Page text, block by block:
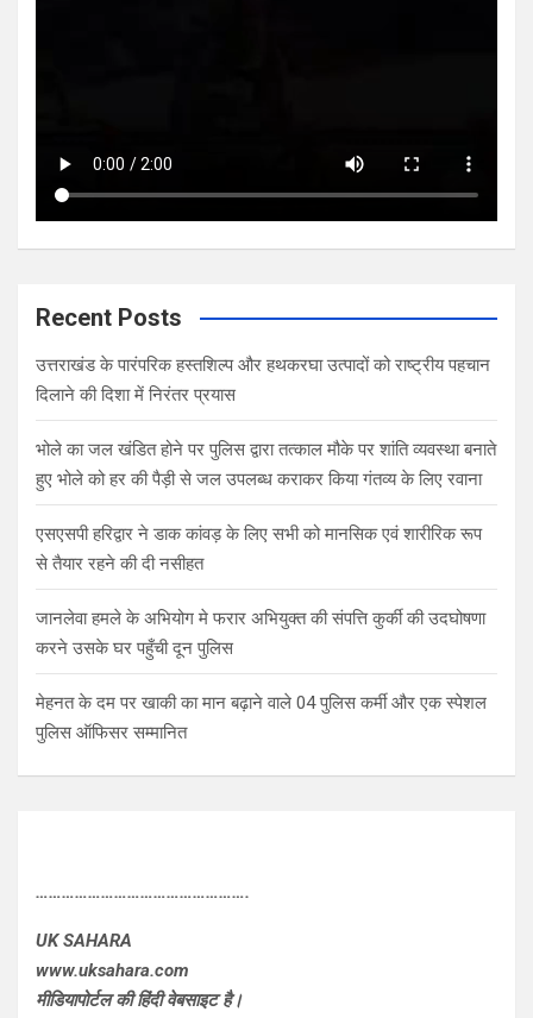
Recent Posts
उत्तराखंड के पारंपरिक हस्तशिल्प और हथकरघा उत्पादों को राष्ट्रीय पहचान
दिलाने की दिशा में निरंतर प्रयास
भोले का जल खंडित होने पर पुलिस द्वारा तत्काल मौके पर शांति व्यवस्था बनाते
हुए भोले को हर की पैड़ी से जल उपलब्ध कराकर किया गंतव्य के लिए रवाना
एसएसपी हरिद्वार ने डाक कांवड़ के लिए सभी को मानसिक एवं शारीरिक रूप
से तैयार रहने की दी नसीहत
जानलेवा हमले के अभियोग मे फरार अभियुक्त की संपत्ति कुर्की की उदघोषणा
करने उसके घर पहुँची दून पुलिस
मेहनत के दम पर खाकी का मान बढ़ाने वाले 04 पुलिस कर्मी और एक स्पेशल
पुलिस ऑफिसर सम्मानित
………………………………………….
UK SAHARA
www.uksahara.com
मीडियापोर्टल की हिंदी वेबसाइट है।